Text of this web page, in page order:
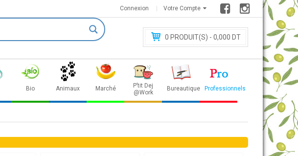
Votre Compte
Connexion
0 PRODUIT(S) - 0,000 DT
Bio Animaux Marché
P’tit Dej
@Work
Bureautique Professionnels